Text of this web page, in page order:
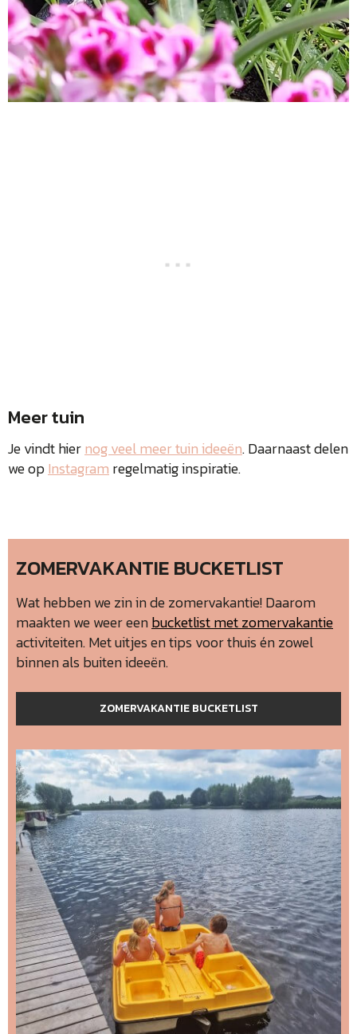
Meer tuin
Je vindt hiernog veel meer tuin ideeën. Daarnaast delen
we opInstagram regelmatig inspiratie.
ZOMERVAKANTIE BUCKETLIST
Wat hebben we zin in de zomervakantie! Daarom
maakten we weer eenbucketlist met zomervakantie
activiteiten. Met uitjes en tips voor thuis én zowel
binnen als buiten ideeën.
ZOMERVAKANTIE BUCKETLIST